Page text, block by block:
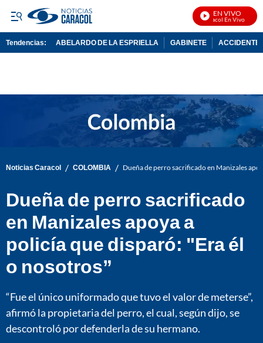
EN VIVO
Noticias Caracol En Vivo
Tendencias: ABELARDO DE LA ESPRIELLA GABINETE ACCIDENTE
Noticias Caracol / COLOMBIA / Dueña de perro sacrificado en Manizales
Dueña de perro sacrificado
en Manizales apoya a
policía que disparó: "Era él
o nosotros”
“Fue el único uniformado que tuvo el valor de meterse”,
afirmó la propietaria del perro, el cual, según dijo, se
descontroló por defenderla de su hermano.